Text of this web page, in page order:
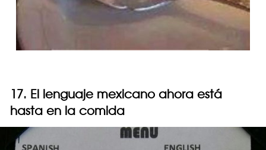
17. El lenguaje mexicano ahora está
hasta en la comida